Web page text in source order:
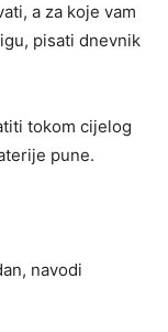
a za koje vam
pisati dnevnik
tokom cijelog
pune.
navodi